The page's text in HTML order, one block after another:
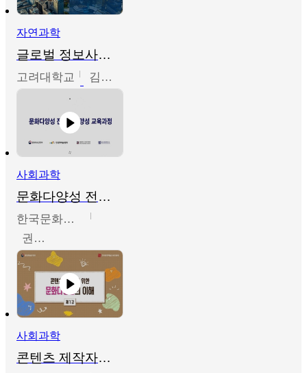
자연과학
글로벌 정보사회와 통계의 창의적 기능
고려대학교 김희영
사회과학
문화다양성 전문인력 양성 기본과정 - 문화다양성의 이해
한국문화예술교육진흥원
권숙인 외 8명
사회과학
콘텐츠 제작자를 위한 문화다양성의 이해